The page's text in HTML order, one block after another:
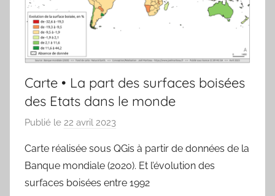
Carte • La part des surfaces boisées
des Etats dans le monde
Publié le 22 avril 2023
r
j
m
Carte réalisée sous QGis à partir de données de la
Banque mondiale (2020). Et l’évolution des
surfaces boisées entre 1992